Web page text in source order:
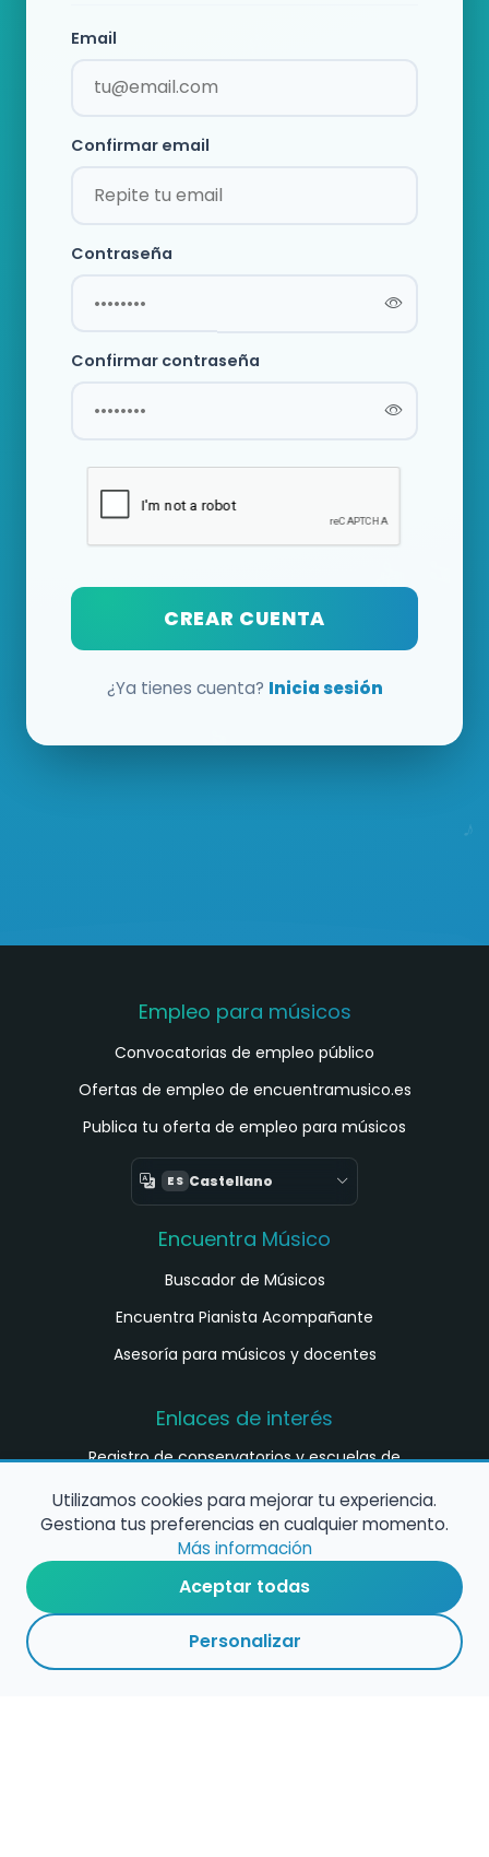
Email
Confirmar email
Contraseña
Confirmar contraseña
CREAR CUENTA
¿Ya tienes cuenta? Inicia sesión
Empleo para músicos
Convocatorias de empleo público
Ofertas de empleo de encuentramusico.es
Publica tu oferta de empleo para músicos
ES Castellano
Encuentra Músico
Buscador de Músicos
Encuentra Pianista Acompañante
Asesoría para músicos y docentes
Enlaces de interés
Registro de conservatorios y escuelas de
Configura alertas de empleo
Contacta con nosotros
Utilizamos cookies para mejorar tu experiencia.
Gestiona tus preferencias en cualquier momento.
Más información
Aceptar todas
Personalizar